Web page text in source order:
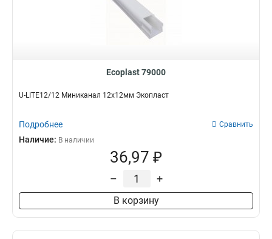
Ecoplast 79000
U-LITE12/12 Миниканал 12х12мм Экопласт
Подробнее Сравнить
Наличие: В наличии
36,97 ₽
– +
В корзину